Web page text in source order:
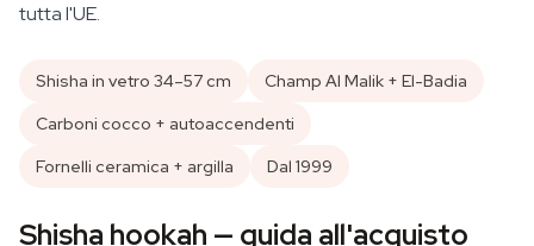
tutta l'UE.
Shisha in vetro 34–57 cm
Champ Al Malik + El-Badia
Carboni cocco + autoaccendenti
Fornelli ceramica + argilla
Dal 1999
Shisha hookah — guida all'acquisto